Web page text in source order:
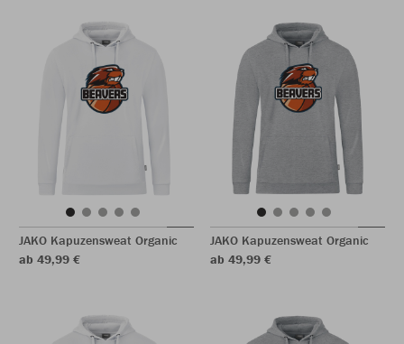
JAKO Kapuzensweat Organic
ab 49,99 €
JAKO Kapuzensweat Organic
ab 49,99 €